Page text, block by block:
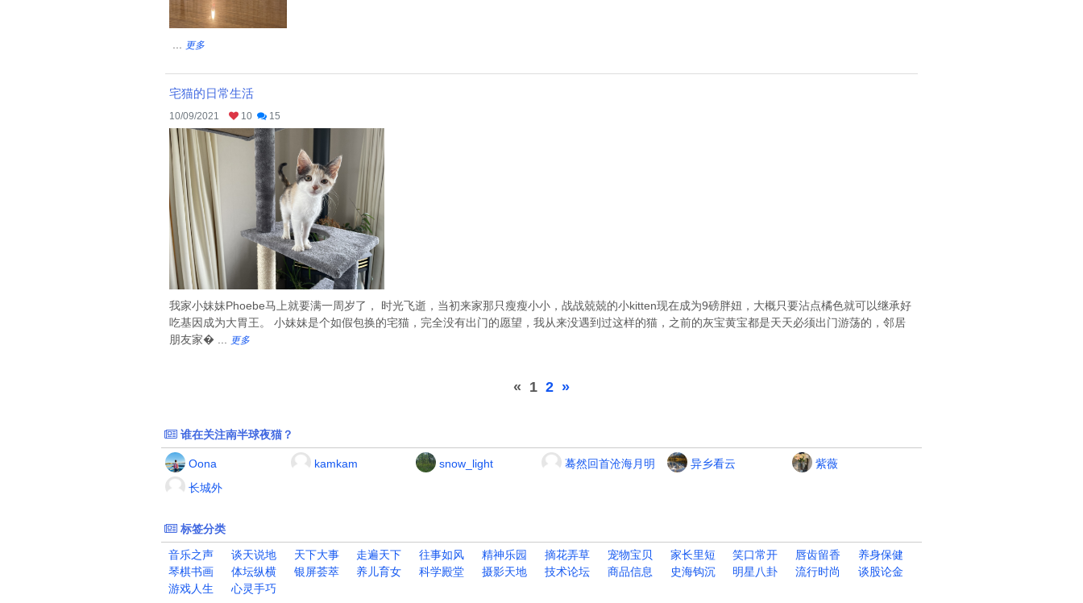
更多
宅猫的日常生活
10/09/2021 10 15
我家小妹妹Phoebe马上就要满一周岁了， 时光飞逝，当初来家那只瘦瘦小小，战战兢兢的小kitten现在成为9磅胖妞，大概只要沾点橘色就可以继承好
吃基因成为大胃王。 小妹妹是个如假包换的宅猫，完全没有出门的愿望，我从来没遇到过这样的猫，之前的灰宝黄宝都是天天必须出门游荡的，邻居
朋友家� ...
更多
« 1 2 »
谁在关注南半球夜猫？
Oona kamkam snow_light 蓦然回首沧海月明 异乡看云
紫薇
长城外
标签分类
音乐之声
谈天说地 天下大事 走遍天下 往事如风 精神乐园 摘花弄草 宠物宝贝 家长里短 笑口常开 唇齿留香
养身保健
琴棋书画
体坛纵横 银屏荟萃 养儿育女 科学殿堂 摄影天地 技术论坛 商品信息 史海钩沉 明星八卦 流行时尚
谈股论金
游戏人生
心灵手巧